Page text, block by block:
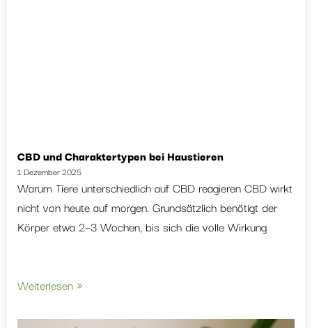
CBD und Charaktertypen bei Haustieren
1. Dezember 2025
Warum Tiere unterschiedlich auf CBD reagieren CBD wirkt
nicht von heute auf morgen. Grundsätzlich benötigt der
Körper etwa 2–3 Wochen, bis sich die volle Wirkung
Weiterlesen »